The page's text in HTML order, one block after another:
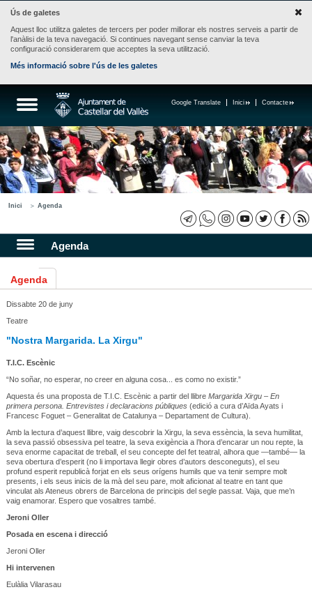
Ús de galetes
Aquest lloc utilitza galetes de tercers per poder millorar els nostres serveis a partir de
l'anàlisi de la teva navegació. Si continues navegant sense canviar la teva
configuració considerarem que acceptes la seva utilització.
Més informació sobre l'ús de les galetes
Contacte
Inici
Google Translate
Inici Agenda
Agenda
Agenda
Dissabte 20 de juny
Teatre
"Nostra Margarida. La Xirgu"
T.I.C. Escènic
“No soñar, no esperar, no creer en alguna cosa... es como no existir.”
Aquesta és una proposta de T.I.C. Escènic a partir del llibre Margarida Xirgu – En
primera persona. Entrevistes i declaracions públiques(edició a cura d’Aïda Ayats i
Francesc Foguet – Generalitat de Catalunya – Departament de Cultura).
Amb la lectura d’aquest llibre, vaig descobrir la Xirgu, la seva essència, la seva humilitat,
la seva passió obsessiva pel teatre, la seva exigència a l’hora d’encarar un nou repte, la
seva enorme capacitat de treball, el seu concepte del fet teatral, alhora que —també— la
seva obertura d’esperit (no li importava llegir obres d’autors desconeguts), el seu
profund esperit republicà forjat en els seus orígens humils que va tenir sempre molt
presents, i els seus inicis de la mà del seu pare, molt aficionat al teatre en tant que
vinculat als Ateneus obrers de Barcelona de principis del segle passat. Vaja, que me’n
vaig enamorar. Espero que vosaltres també.
Jeroni Oller
Posada en escena i direcció
Jeroni Oller
Hi intervenen
Eulàlia Vilarasau